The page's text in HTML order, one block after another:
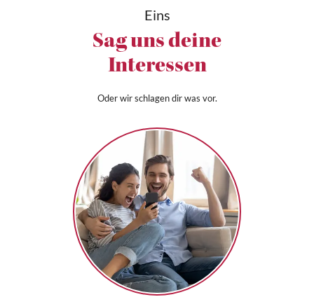
Eins
Sag uns deine
Interessen
Oder wir schlagen dir was vor.